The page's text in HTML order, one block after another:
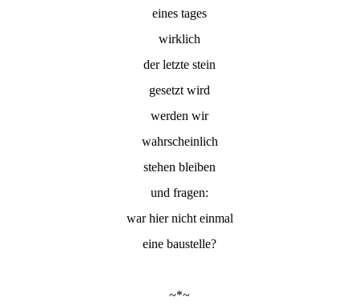
eines tages
wirklich
der letzte stein
gesetzt wird
werden wir
wahrscheinlich
stehen bleiben
und fragen:
war hier nicht einmal
eine baustelle?
~*~